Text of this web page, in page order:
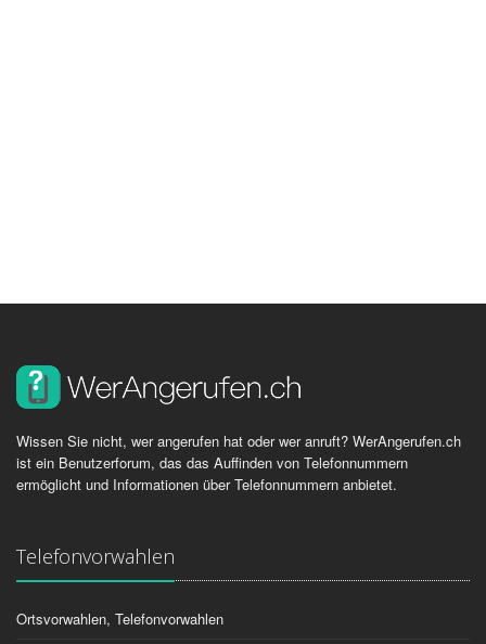
Wissen Sie nicht, wer angerufen hat oder wer anruft? WerAngerufen.ch
ist ein Benutzerforum, das das Auffinden von Telefonnummern
ermöglicht und Informationen über Telefonnummern anbietet.
Telefonvorwahlen
Ortsvorwahlen, Telefonvorwahlen